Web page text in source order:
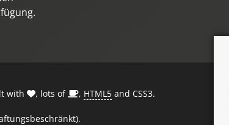
with , lots of , HTML5 and CSS3.